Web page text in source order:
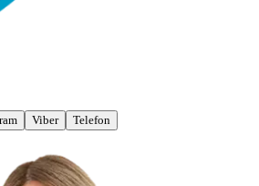
Viber Telefon